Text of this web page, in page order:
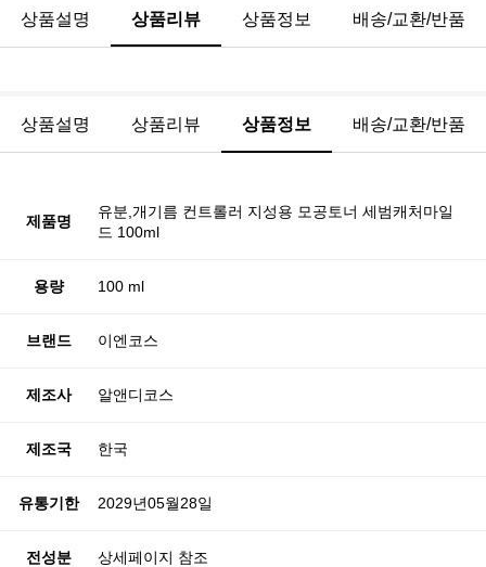
상품설명 상품리뷰 상품정보 배송/교환/반품
상품설명 상품리뷰 상품정보 배송/교환/반품
제품명
유분,개기름 컨트롤러 지성용 모공토너 세범캐처마일
드 100ml
용량 100 ml
브랜드 이엔코스
제조사 알앤디코스
제조국 한국
유통기한 2029년05월28일
전성분 상세페이지 참조